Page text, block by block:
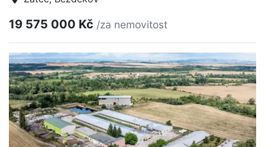
19 575 000 Kč /za nemovitost